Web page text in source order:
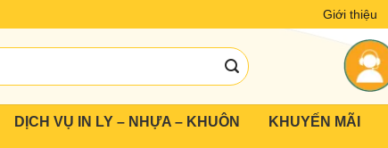
Giới thiệu
DỊCH VỤ IN LY – NHỰA – KHUÔN KHUYẾN MÃI